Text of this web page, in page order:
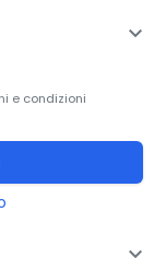

e condizioni